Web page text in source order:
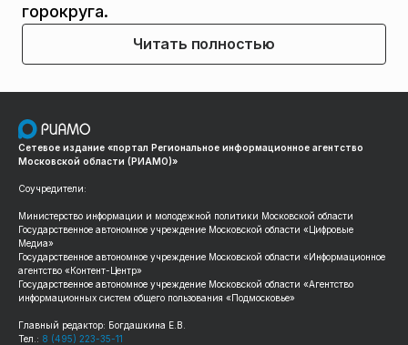
горокруга.
Читать полностью
Сетевое издание «портал Региональное информационное агентство
Московской области (РИАМО)»
Соучредители:
Министерство информации и молодежной политики Московской области
Государственное автономное учреждение Московской области «Цифровые
Медиа»
Государственное автономное учреждение Московской области «Информационное
агентство «Контент-Центр»
Государственное автономное учреждение Московской области «Агентство
информационных систем общего пользования «Подмосковье»
Главный редактор: Богдашкина Е.В.
Тел.: 8 (495) 223-35-11